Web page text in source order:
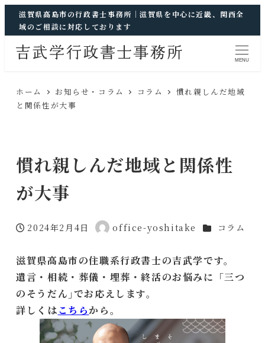
滋賀県高島市の行政書士事務所｜滋賀県を中心に近畿、関西全
域のご相談に対応しております
MENU
ホーム お知らせ・コラム コラム
慣れ親しんだ地域
と関係性が大事
慣れ親しんだ地域と関係性
が大事
投稿日
2024年2月4日
著
office-yoshitake カテゴリー
コラム
滋賀県高島市の住職系行政書士の吉武学です。
遺言・相続・葬儀・埋葬・終活のお悩みに「三つ
のそうだん｣でお応えします。
詳しくは こちらから。